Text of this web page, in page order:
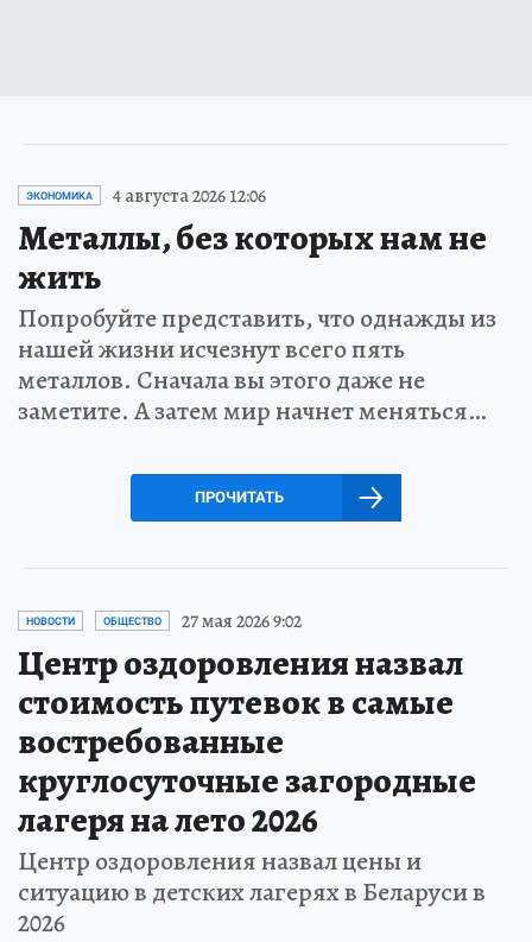
ЭКОНОМИКА 4 августа 2026 12:06
Металлы, без которых нам не
жить
Попробуйте представить, что однажды из
нашей жизни исчезнут всего пять
металлов. Сначала вы этого даже не
заметите. А затем мир начнет меняться…
ПРОЧИТАТЬ
НОВОСТИ ОБЩЕСТВО 27 мая 2026 9:02
Центр оздоровления назвал
стоимость путевок в самые
востребованные
круглосуточные загородные
лагеря на лето 2026
Центр оздоровления назвал цены и
ситуацию в детских лагерях в Беларуси в
2026